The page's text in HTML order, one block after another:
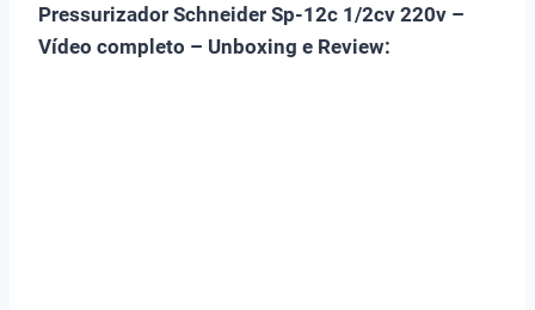
Pressurizador Schneider Sp-12c 1/2cv 220v –
Vídeo completo – Unboxing e Review: